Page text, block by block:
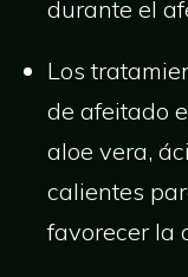
durante el
Los
de afeitado
aloe vera,
calientes
favorecer la